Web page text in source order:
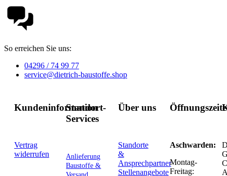
So erreichen Sie uns:
04296 / 74 99 77
service@dietrich-baustoffe.shop
Kundeninformation
Vertrag
widerrufen
Standort-
Services
Anlieferung
Baustoffe &
Über uns
Standorte
&
Ansprechpartner
Stellenangebote
Aschwarden:
Montag-
Freitag: